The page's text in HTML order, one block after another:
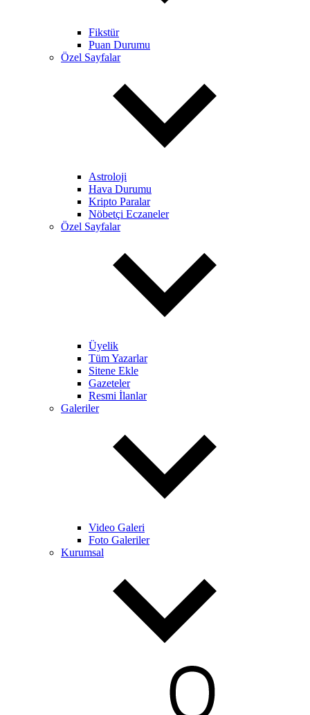
Fikstür
Puan Durumu
Özel Sayfalar
Astroloji
Hava Durumu
Kripto Paralar
Nöbetçi Eczaneler
Özel Sayfalar
Üyelik
Tüm Yazarlar
Sitene Ekle
Gazeteler
Resmi İlanlar
Galeriler
Video Galeri
Foto Galeriler
Kurumsal